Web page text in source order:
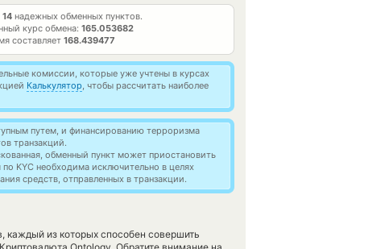
14 надежных обменных пунктов.
курс обмена: 165.053682
составляет 168.439477
комиссии, которые уже учтены в курсах
Калькулятор, чтобы рассчитать наиболее
путем, и финансированию терроризма
транзакций.
обменный пункт может приостановить
KYC необходима исключительно в целях
средств, отправленных в транзакции.
каждый из которых способен совершить